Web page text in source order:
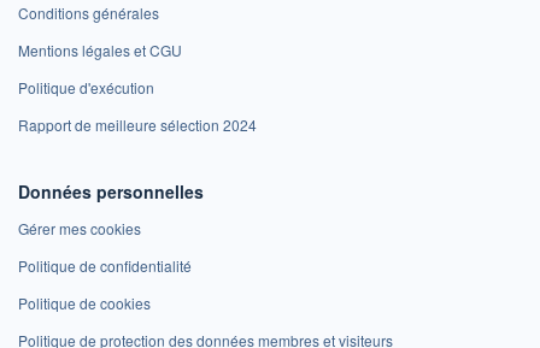
Conditions générales
Mentions légales et CGU
Politique d'exécution
Rapport de meilleure sélection 2024
Données personnelles
Gérer mes cookies
Politique de confidentialité
Politique de cookies
Politique de protection des données membres et visiteurs